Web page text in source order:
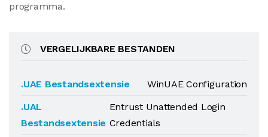
programma.
VERGELIJKBARE BESTANDEN
.UAE Bestandsextensie
WinUAE Configuration
.UAL
Bestandsextensie
Entrust Unattended Login
Credentials